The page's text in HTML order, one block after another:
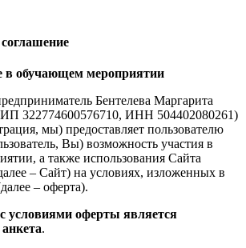
в обучающем мероприятии
Бентелева Маргарита
322774600576710, ИНН 504402080261)
мы) предоставляет пользователю
Вы) возможность участия в
а также использования Сайта
– Сайт) на условиях, изложенных в
– оферта).
условиями оферты является
.